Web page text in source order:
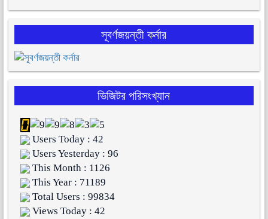
সূবর্ণজয়ন্তী কর্নার
ভিজিটর পরিসংখ্যান
Users Today : 42
Users Yesterday : 96
This Month : 1126
This Year : 71189
Total Users : 99834
Views Today : 42